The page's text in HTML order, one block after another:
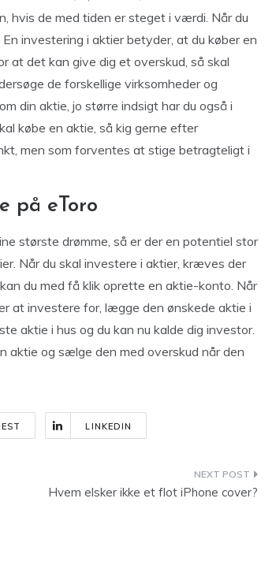
hvis de med tiden er steget i værdi. Når du
investering i aktier betyder, at du køber en
at det kan give dig et overskud, så skal
de forskellige virksomheder og
din aktie, jo større indsigt har du også i
købe en aktie, så kig gerne efter
men som forventes at stige betragteligt i
på eToro
største drømme, så er der en potentiel stor
Når du skal investere i aktier, kræves der
du med få klik oprette en aktie-konto. Når
at investere for, lægge den ønskede aktie i
aktie i hus og du kan nu kalde dig investor.
aktie og sælge den med overskud når den
LINKEDIN
Hvem elsker ikke et flot iPhone cover?